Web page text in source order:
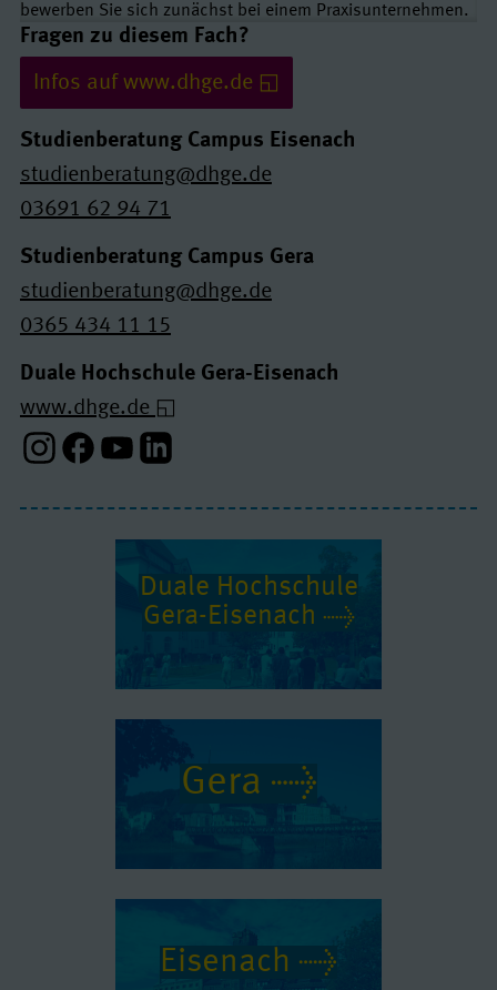
bewerben Sie sich zunächst bei einem Praxisunternehmen.
Links und Kontakte
Fragen zu diesem Fach?
Infos auf www.dhge.de
Studienberatung Campus Eisenach
studienberatung@dhge.de
03691 62 94 71
Studienberatung Campus Gera
studienberatung@dhge.de
0365 434 11 15
Duale Hochschule Gera-Eisenach
www.dhge.de
Instagram-Profil
Facebook-Profil
Youtube-Profil
Linkedin-Profil
Duale Hochschule
Gera-Eisenach
Gera
Eisenach